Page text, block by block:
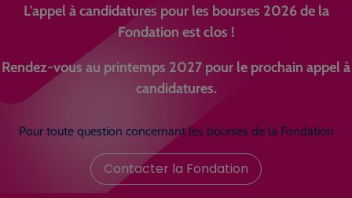
L'appel à candidatures pour les bourses 2026 de la
Fondation est clos !
Rendez-vous au printemps 2027 pour le prochain appel à
candidatures.
Pour toute question concernant les bourses de la Fondation
Contacter la Fondation